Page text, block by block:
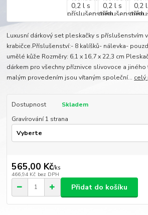
Luxusní dárkový set pleskačky s příslušenstvím
krabičce.Příslušenství:- 8 kalíšků- nálevka-
umělé kůže Rozměry: 6,1 x 16,7 x 22,3 cm
dárkem pro všechny příznivce slivovoce a
malým provedením jsou vítaným společní... celý
Dostupnost
Skladem
Gravírování 1 strana
565,00 Kč/ks
466,94 Kč bez DPH
Přidat do košíku